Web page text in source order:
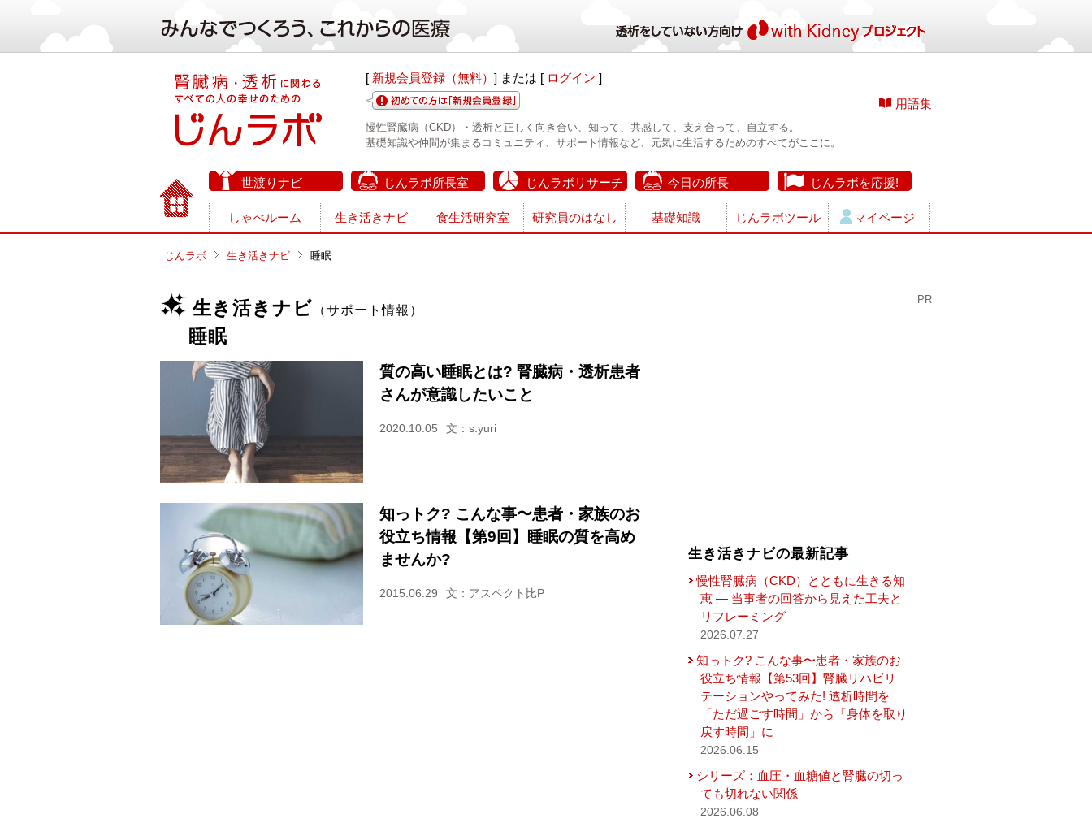
[ 新規会員登録（無料） ] または [ ログイン ]
用語集
慢性腎臓病（CKD）・透析と正しく向き合い、知って、共感して、支え合って、自立する。
基礎知識や仲間が集まるコミュニティ、サポート情報など、元気に生活するためのすべてがここに。
世渡りナビ じんラボ所長室 じんラボリサーチ 今日の所長 じんラボを応援!
しゃべルーム 生き活きナビ 食生活研究室 研究員のはなし 基礎知識 じんラボツール マイページ
じんラボ 生き活きナビ 睡眠
生き活きナビ （サポート情報）
睡眠
質の高い睡眠とは? 腎臓病・透析患者
さんが意識したいこと
2020.10.05 文：s.yuri
知っトク? こんな事〜患者・家族のお
役立ち情報【第9回】睡眠の質を高め
ませんか?
2015.06.29 文：アスペクト比P
PR
生き活きナビの最新記事
慢性腎臓病（CKD）とともに生きる知
恵 — 当事者の回答から見えた工夫と
リフレーミング
2026.07.27
知っトク? こんな事〜患者・家族のお
役立ち情報【第53回】腎臓リハビリ
テーションやってみた! 透析時間を
「ただ過ごす時間」から「身体を取り
戻す時間」に
2026.06.15
シリーズ：血圧・血糖値と腎臓の切っ
ても切れない関係
2026.06.08